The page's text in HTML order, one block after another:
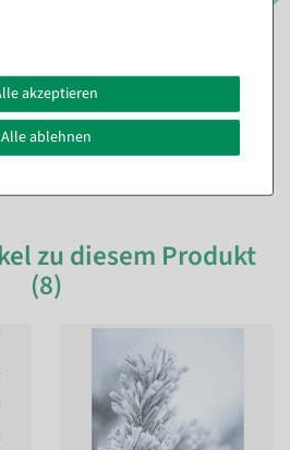
zu diesem Produkt
(8)
akzeptieren
Alle ablehnen